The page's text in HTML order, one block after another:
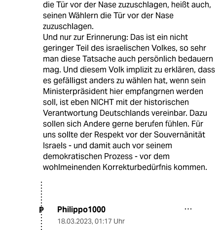
die Tür vor der Nase zuzuschlagen, heißt auch,
seinen Wählern die Tür vor der Nase
zuzuschlagen.
Und nur zur Erinnerung: Das ist ein nicht
geringer Teil des israelischen Volkes, so sehr
man diese Tatsache auch persönlich bedauern
mag. Und diesem Volk implizit zu erklären, dass
es gefälligst anders zu wählen hat, wenn sein
Ministerpräsident hier empfangrnen werden
soll, ist eben NICHT mit der historischen
Verantwortung Deutschlands vereinbar. Dazu
sollen sich Andere gerne berufen fühlen. Für
uns sollte der Respekt vor der Souvernänität
Israels - und damit auch vor seinem
demokratischen Prozess - vor dem
wohlmeinenden Korrekturbedürfnis kommen.
P Philippo1000
18.03.2023, 01:17 Uhr